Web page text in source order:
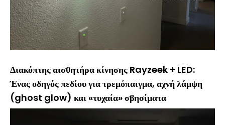
Διακόπτης αισθητήρα κίνησης Rayzeek + LED:
Ένας οδηγός πεδίου για τρεμόπαιγμα, αχνή λάμψη
(ghost glow) και «τυχαία» σβησίματα